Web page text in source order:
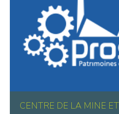
CENTRE DE LA MINE